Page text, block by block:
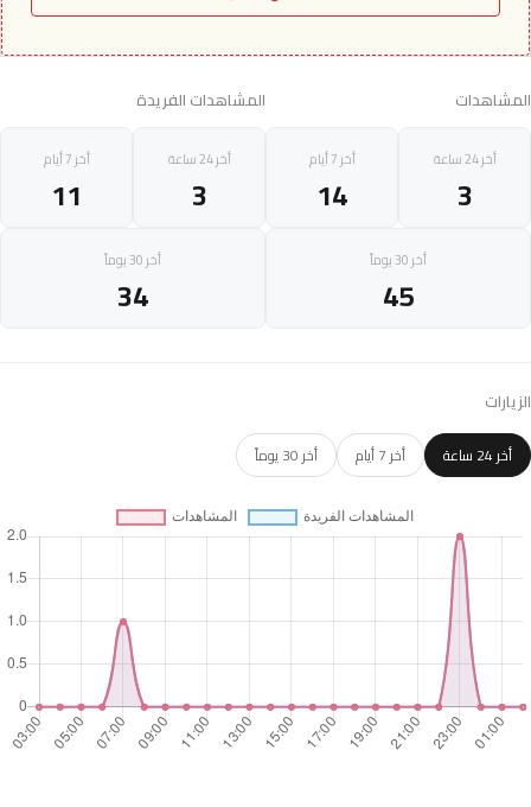
المشاهدات
أخر 24 ساعة
3
أخر 7 أيام
14
أخر 30 يوماً
45
المشاهدات الفريدة
أخر 24 ساعة
3
أخر 7 أيام
11
أخر 30 يوماً
34
الزيارات
أخر 24 ساعة أخر 7 أيام أخر 30 يوماً